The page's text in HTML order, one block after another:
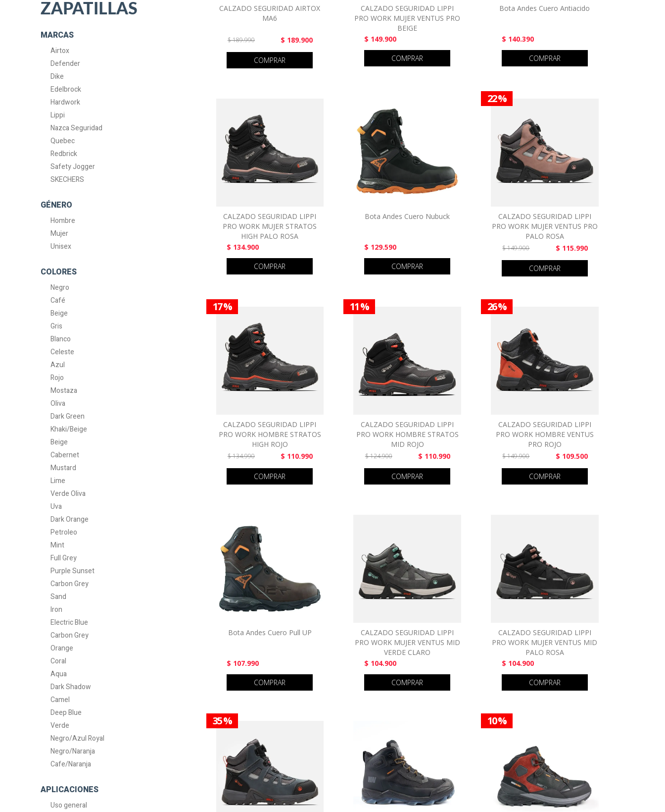
ZAPATILLAS
MARCAS
Airtox
Defender
Dike
Edelbrock
Hardwork
Lippi
Nazca Seguridad
Quebec
Redbrick
Safety Jogger
SKECHERS
GÉNERO
Hombre
Mujer
Unisex
COLORES
Negro
Café
Beige
Gris
Blanco
Celeste
Azul
Rojo
Mostaza
Oliva
Dark Green
Khaki/Beige
Beige
Cabernet
Mustard
Lime
Verde Oliva
Uva
Dark Orange
Petroleo
Mint
Full Grey
Purple Sunset
Carbon Grey
Sand
Iron
Electric Blue
Carbon Grey
Orange
Coral
Aqua
Dark Shadow
Camel
Deep Blue
Verde
Negro/Azul Royal
Negro/Naranja
Cafe/Naranja
APLICACIONES
Uso general
CALZADO SEGURIDAD AIRTOX
MA6
$ 189.990 $ 189.900
COMPRAR
CALZADO SEGURIDAD LIPPI
PRO WORK MUJER VENTUS PRO
BEIGE
$ 149.900
COMPRAR
Bota Andes Cuero Antiacido
$ 140.390
COMPRAR
CALZADO SEGURIDAD LIPPI
PRO WORK MUJER STRATOS
HIGH PALO ROSA
$ 134.900
COMPRAR
Bota Andes Cuero Nubuck
$ 129.590
COMPRAR
22 %
CALZADO SEGURIDAD LIPPI
PRO WORK MUJER VENTUS PRO
PALO ROSA
$ 149.900 $ 115.990
COMPRAR
17 %
CALZADO SEGURIDAD LIPPI
PRO WORK HOMBRE STRATOS
HIGH ROJO
$ 134.990 $ 110.990
COMPRAR
11 %
CALZADO SEGURIDAD LIPPI
PRO WORK HOMBRE STRATOS
MID ROJO
$ 124.900 $ 110.990
COMPRAR
26 %
CALZADO SEGURIDAD LIPPI
PRO WORK HOMBRE VENTUS
PRO ROJO
$ 149.900 $ 109.500
COMPRAR
Bota Andes Cuero Pull UP
$ 107.990
COMPRAR
CALZADO SEGURIDAD LIPPI
PRO WORK MUJER VENTUS MID
VERDE CLARO
$ 104.900
COMPRAR
CALZADO SEGURIDAD LIPPI
PRO WORK MUJER VENTUS MID
PALO ROSA
$ 104.900
COMPRAR
35 % 10 %